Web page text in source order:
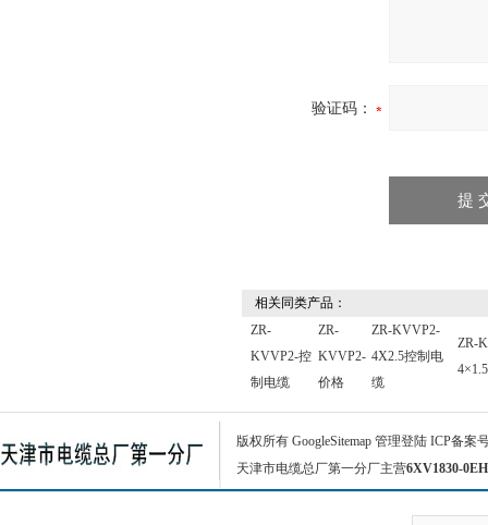
验证码：
相关同类产品：
ZR-
KVVP2-控
制电缆
ZR-
KVVP2-
价格
ZR-KVVP2-
4X2.5控制电
缆
ZR-
版权所有 GoogleSitemap 管理登陆 ICP备案
天津市电缆总厂第一分厂主营6XV1830-